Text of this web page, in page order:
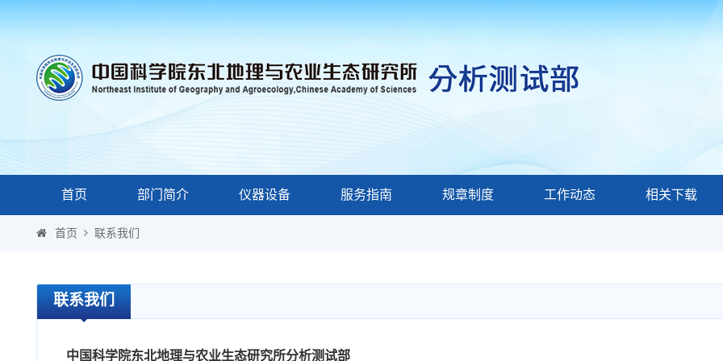
首页 部门简介 仪器设备 服务指南 规章制度 工作动态 相关下载
首页 联系我们
联系我们
中国科学院东北地理与农业生态研究所分析测试部